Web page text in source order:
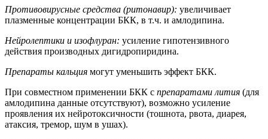
Противовирусные средства (ритонавир): увеличивает
плазменные концентрации БКК, в т.ч. и амлодипина.
Нейролептики и изофлуран: усиление гипотензивного
действия производных дигидропиридина.
Препараты кальция могут уменьшить эффект БКК.
При совместном применении БКК с препаратами лития (для
амлодипина данные отсутствуют), возможно усиление
проявления их нейротоксичности (тошнота, рвота, диарея,
атаксия, тремор, шум в ушах).